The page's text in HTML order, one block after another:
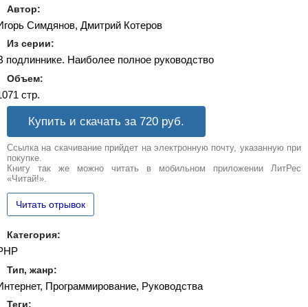
Автор:
Симдянов, Дмитрий Котеров
Из серии:
подлиннике. Наиболее полное руководство
Объем:
стр.
Купить и скачать за 720 руб.
Ссылка на скачивание прийдет на электронную почту, указанную при
покупке.
Книгу так же можно читать в мобильном приложении ЛитРес
«Читай!».
Читать отрывок
Категория:
Тип, жанр:
Программирование, Руководства
Теги: